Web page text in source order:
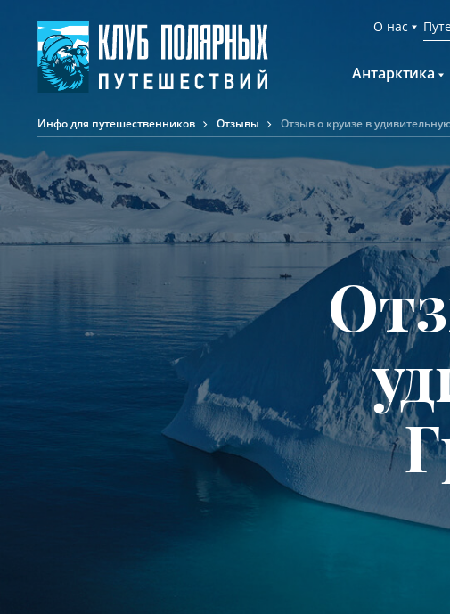
О нас
О
С
Пресс-
Мы
Наши
Антарктика
Антарктида
Инфо для путешественников Отзывы Отзыв о круизе в